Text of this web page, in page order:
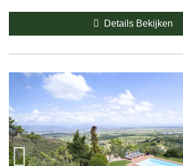
Details Bekijken